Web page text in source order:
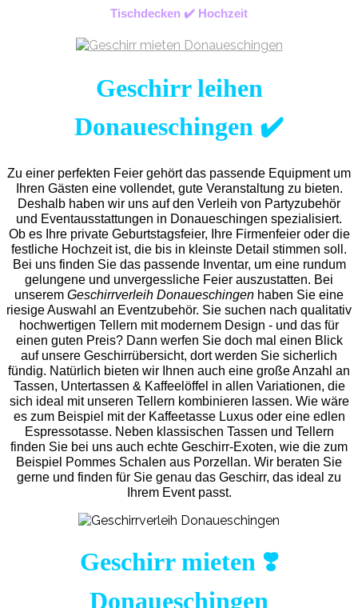
Tischdecken ✔️ Hochzeit
Geschirr leihen
Donaueschingen ✔️
Zu einer perfekten Feier gehört das passende Equipment um
Ihren Gästen eine vollendet, gute Veranstaltung zu bieten.
Deshalb haben wir uns auf den Verleih von Partyzubehör
und Eventausstattungen in Donaueschingen spezialisiert.
Ob es Ihre private Geburtstagsfeier, Ihre Firmenfeier oder die
festliche Hochzeit ist, die bis in kleinste Detail stimmen soll.
Bei uns finden Sie das passende Inventar, um eine rundum
gelungene und unvergess liche Feier auszustatten. Bei
unserem Geschirrverleih Donaueschingen haben Sie eine
riesige Auswahl an Eventzubehör. Sie suchen nach qualitativ
hochwertigen Tellern mit modernem Design - und das für
einen guten Preis? Dann werfen Sie doch mal einen Blick
auf unsere Geschirrübersicht, dort werden Sie sicherlich
fündig. Natürlich bieten wir Ihnen auch eine große Anzahl an
Tassen, Untertassen & Kaffeelöffel in allen Variationen, die
sich ideal mit unseren Tellern kombinieren lassen. Wie wäre
es zum Beispiel mit der Kaffeetasse Luxus oder eine edlen
Espressotasse. Neben klassischen Tassen und Tellern
finden Sie bei uns auch echte Geschirr-Exoten, wie die zum
Beispiel Pommes Schalen aus Porzellan. Wir beraten Sie
gerne und finden für Sie genau das Geschirr, das ideal zu
Ihrem Event passt.
Geschirr mieten ❣️
Donaueschingen